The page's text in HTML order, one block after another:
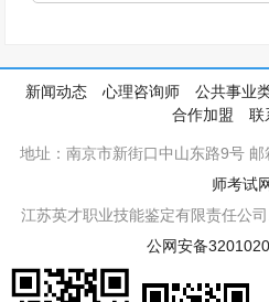
新闻动态 心理咨询师 公共事业
合作加盟
联
地址：南京市新街口中山东路9号
师考试
江苏英才职业技能鉴定有限责任公
公网安备